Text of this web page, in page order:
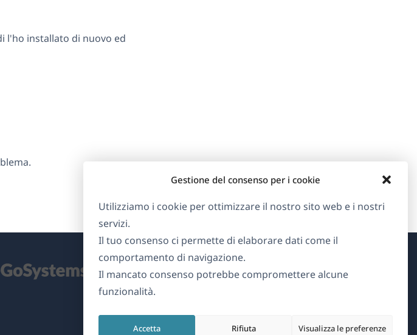
Gestione del consenso per i cookie
Utilizziamo i cookie per ottimizzare il nostro sito web e i nostri
servizi.
Il tuo consenso ci permette di elaborare dati come il
comportamento di navigazione.
Il mancato consenso potrebbe compromettere alcune
funzionalità.
Accetta Rifiuta Visualizza le preferenze
l'ho installato di nuovo ed
Informazioni su WPML
apre